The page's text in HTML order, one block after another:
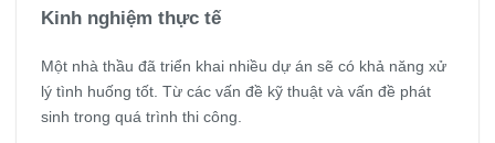
Kinh nghiệm thực tế
Một nhà thầu đã triển khai nhiều dự án sẽ có khả năng xử
lý tình huống tốt. Từ các vấn đề kỹ thuật và vấn đề phát
sinh trong quá trình thi công.